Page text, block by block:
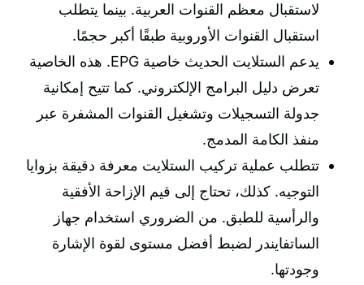
لاستقبال معظم القنوات العربية. بينما يتطلب
استقبال القنوات الأوروبية طبقًا أكبر حجمًا.
يدعم الستلايت الحديث خاصية EPG. هذه الخاصية
تعرض دليل البرامج الإلكتروني. كما تتيح إمكانية
جدولة التسجيلات وتشغيل القنوات المشفرة عبر
منفذ الكامة المدمج.
تتطلب عملية تركيب الستلايت معرفة دقيقة بزوايا
التوجيه. كذلك، تحتاج إلى قيم الإزاحة الأفقية
والرأسية للطبق. من الضروري استخدام جهاز
الساتفايندر لضبط أفضل مستوى لقوة الإشارة
وجودتها.